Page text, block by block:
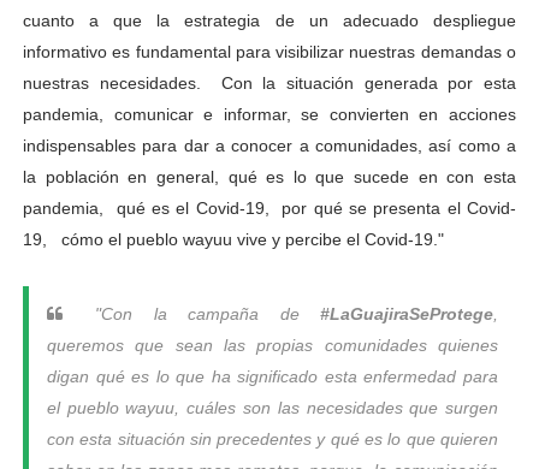
cuanto a que la estrategia de un adecuado despliegue
informativo es fundamental para visibilizar nuestras demandas o
nuestras necesidades. Con la situación generada por esta
pandemia, comunicar e informar, se convierten en acciones
indispensables para dar a conocer a comunidades, así como a
la población en general, qué es lo que sucede en con esta
pandemia, qué es el Covid-19, por qué se presenta el Covid-
19, cómo el pueblo wayuu vive y percibe el Covid-19."
"Con la campaña de#LaGuajiraSeProtege
queremos que sean las propias comunidades quienes
digan qué es lo que ha significado esta enfermedad para
el pueblo wayuu, cuáles son las necesidades que surgen
con esta situación sin precedentes y qué es lo que quieren